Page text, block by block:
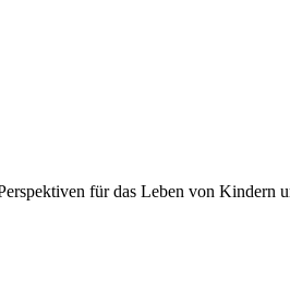
für das Leben von